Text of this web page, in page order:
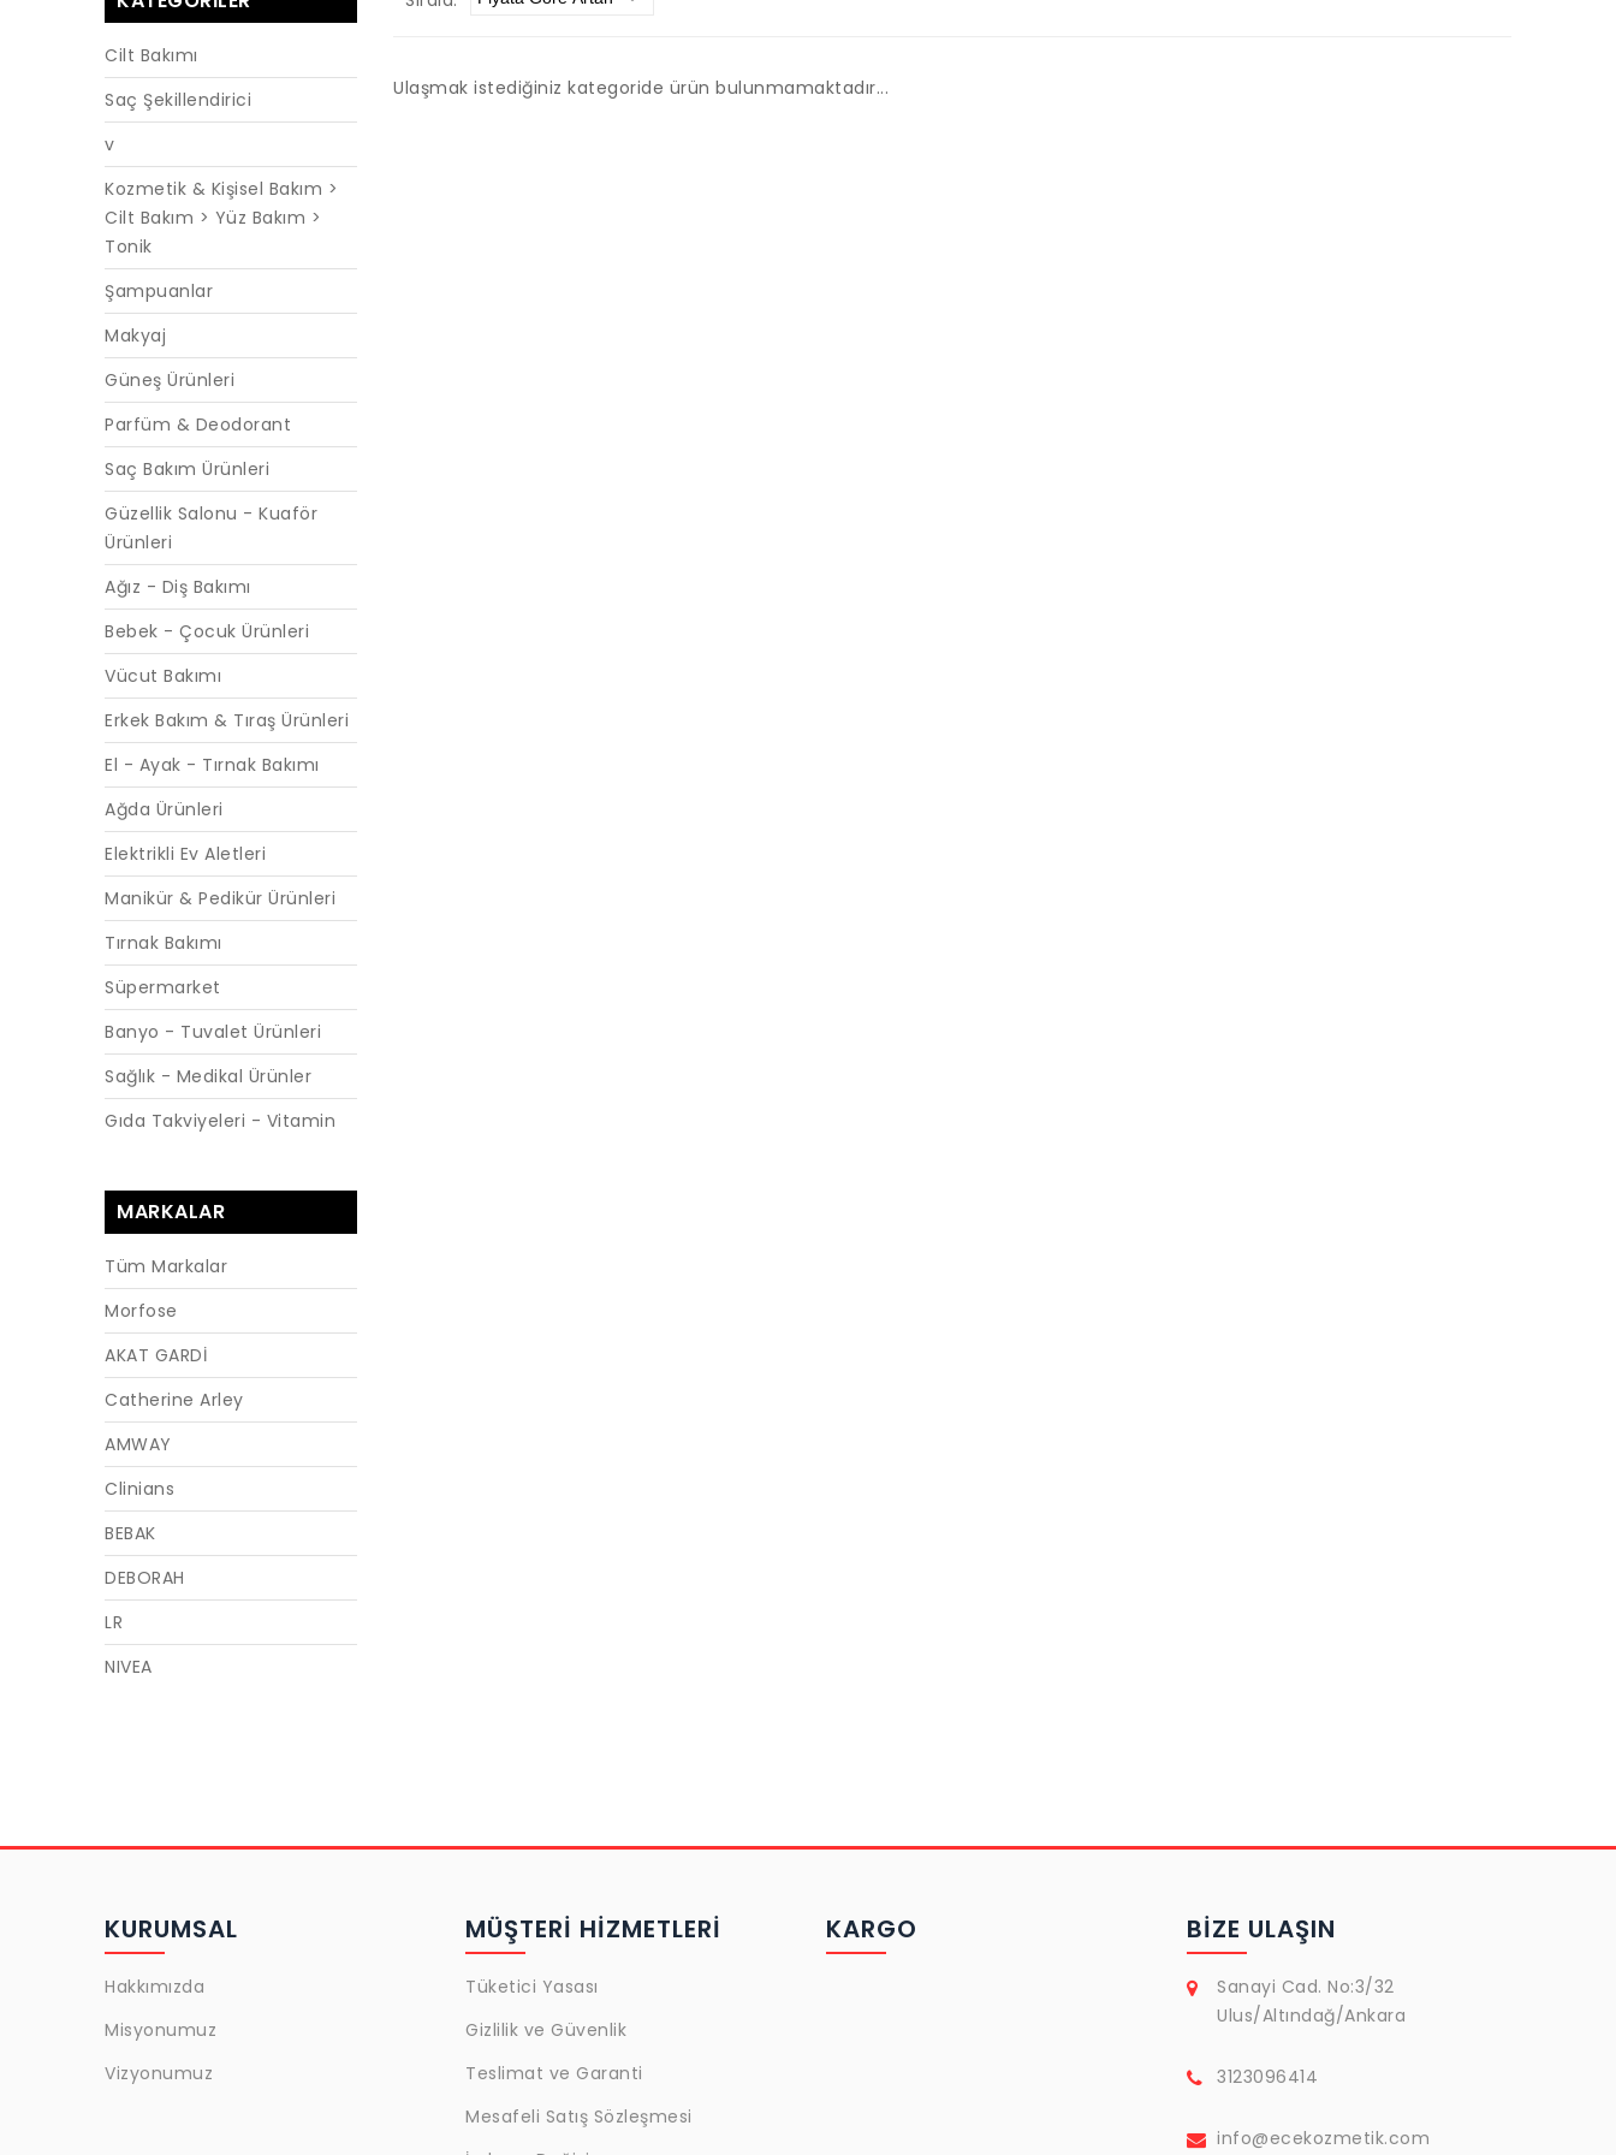
Cilt Bakımı
Saç Şekillendirici
v
Kozmetik & Kişisel Bakım >
Cilt Bakım > Yüz Bakım >
Tonik
Şampuanlar
Makyaj
Güneş Ürünleri
Parfüm & Deodorant
Saç Bakım Ürünleri
Güzellik Salonu - Kuaför
Ürünleri
Ağız - Diş Bakımı
Bebek - Çocuk Ürünleri
Vücut Bakımı
Erkek Bakım & Tıraş Ürünleri
El - Ayak - Tırnak Bakımı
Ağda Ürünleri
Elektrikli Ev Aletleri
Manikür & Pedikür Ürünleri
Tırnak Bakımı
Süpermarket
Banyo - Tuvalet Ürünleri
Sağlık - Medikal Ürünler
Gıda Takviyeleri - Vitamin
MARKALAR
Tüm Markalar
Morfose
AKAT GARDİ
Catherine Arley
AMWAY
Clinians
BEBAK
DEBORAH
LR
NIVEA
GOLDEN ROSE
ACTIVEX
ULRIC DE VARENS
JAJA
Snob
Ulaşmak istediğiniz kategoride ürün bulunmamaktadır...
KURUMSAL
Hakkımızda
Misyonumuz
Vizyonumuz
MÜŞTERİ HİZMETLERİ
Tüketici Yasası
Gizlilik ve Güvenlik
Teslimat ve Garanti
Mesafeli Satış Sözleşmesi
KARGO BIZE ULAŞIN
Sanayi Cad. No:3/32
Ulus/Altındağ/Ankara
3123096414
info@ecekozmetik.com